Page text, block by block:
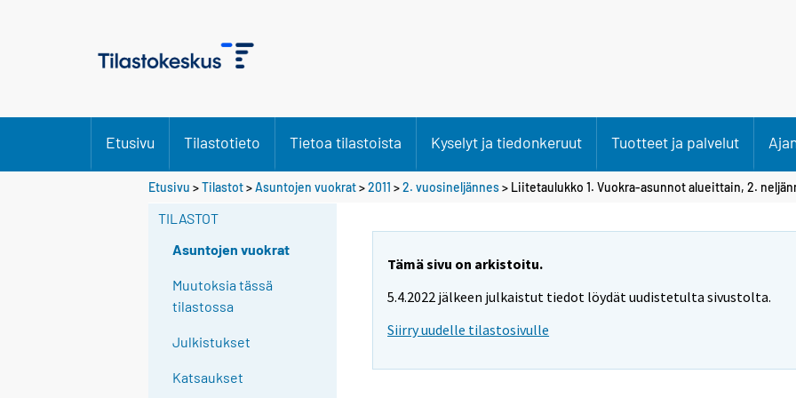
Etusivu Tilastotieto Tietoa tilastoista Kyselyt ja tiedonkeruut Tuotteet ja palvelut
Etusivu >Tilastot>Asuntojen vuokrat>2011 >2. vuosineljännes> Liitetaulukko 1. Vuokra-asunnot alueittain, 2.
TILASTOT
Asuntojen vuokrat
Muutoksia tässä
tilastossa
Julkistukset
Katsaukset
Tämä sivu on arkistoitu.
5.4.2022 jälkeen julkaistut tiedot löydät uudistetulta sivustolta.
Siirry uudelle tilastosivulle